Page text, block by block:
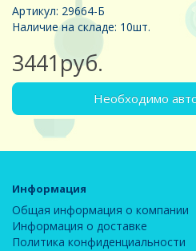
Артикул: 29664-Б
Наличие на складе: 10шт.
3441руб.
Необходимо
Информация
Общая информация о компании
Информация о доставке
Политика конфиденциальности